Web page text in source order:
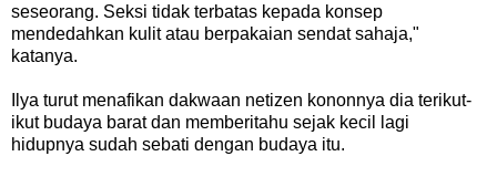
seseorang. Seksi tidak terbatas kepada konsep
mendedahkan kulit atau berpakaian sendat sahaja,"
katanya.
Ilya turut menafikan dakwaan netizen kononnya dia terikut-
ikut budaya barat dan memberitahu sejak kecil lagi
hidupnya sudah sebati dengan budaya itu.